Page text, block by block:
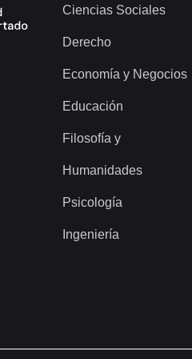
Ciencias Sociales
Derecho
Economía y Negocios
Educación
Filosofía y
Humanidades
Psicología
Ingeniería